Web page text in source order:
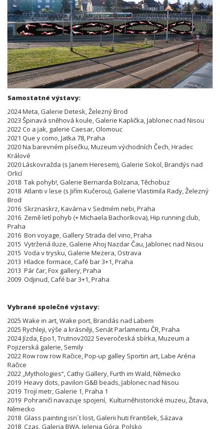
Samostatné výstavy:
2024 Meta, Galerie Detesk, Železný Brod
2023 Špinavá sněhová koule, Galerie Kaplička, Jablonec nad Nisou
2022 Co a jak, galerie Caesar, Olomouc
2021 Que y como, Jatka 78, Praha
2020 Na barevném písečku, Muzeum východních Čech, Hradec
Králové
2020 Láskovražda (s Janem Heresem), Galerie Sokol, Brandýs nad
Orlicí
2018 Tak pohyb!, Galerie Bernarda Bolzana, Těchobuz
2018 Atlanti v lese (s Jiřím Kučerou), Galerie Vlastimila Rady, Železný
Brod
2016 Skrznaskrz, Kavárna v Sedmém nebi, Praha
2016 Země letí pohyb (+ Michaela Bachoríkova), Hip running club,
Praha
2016 Bon voyage, Gallery Strada del vino, Praha
2015 Vytržená iluze, Galerie Ahoj Nazdar Čau, Jablonec nad Nisou
2015 Voda v trysku, Galerie Mezera, Ostrava
2013 Hladce formace, Café bar 3+1, Praha
2013 Pár čar, Fox gallery, Praha
2009 Odjinud, Café bar 3+1, Praha
Vybrané společné výstavy:
2025 Wake in art, Wake port, Brandás nad Labem
2025 Rychleji, výše a krásněji, Senát Parlamentu ČR, Praha
2024 Jízda, Epo1, Trutnov2022 Severočeská sbírka, Muzeum a
Pojizerská galerie, Semily
2022 Row row row Račice, Pop-up galley Sportin art, Labe Aréna
Račice
2022 „Mythologies“, Cathy Gallery, Furth im Wald, Německo
2019 Heavy dots, pavilon G&B beads, Jablonec nad Nisou
2019 Trojí metr, Galerie 1, Praha 1
2019 Pohraničí navazuje spojení, Kulturněhistorické muzeu, Žitava,
Německo
2018 Glass painting isn´t lost, Galerii huti František, Sázava
2018 Czas, Galeria BWA, Jelenia Góra, Polsko